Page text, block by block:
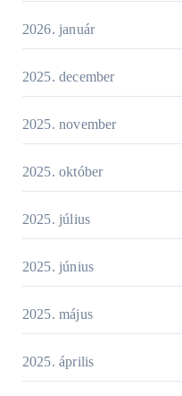
2026. január
2025. december
2025. november
2025. október
2025. július
2025. június
2025. május
2025. április